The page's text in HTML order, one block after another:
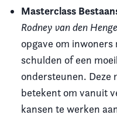
Masterclass
Rodney van den
opgave om
schulden of een
ondersteunen. Deze
betekent om vanuit
kansen te werken